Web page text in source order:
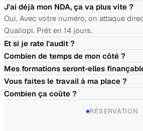
J'ai déjà mon NDA, ça va plus vite ?
Oui. Avec votre numéro, on attaque
Qualiopi. Prêt en 14 jours.
Et si je rate l'audit ?
Combien de temps de mon côté ?
Mes formations seront-elles
Vous faites le travail à ma place ?
Combien ça coûte ?
RÉSERVATION